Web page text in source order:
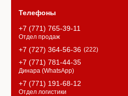
+7 (771) 765-39-11
Отдел продаж
+7 (727) 364-56-36 222
+7 (771) 781-44-35
Динара (WhatsApp)
+7 (771) 191-68-12
Отдел логистики